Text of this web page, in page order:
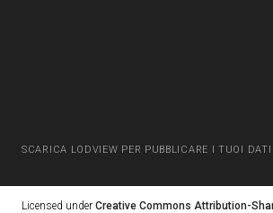
SCARICA LODVIEW PER PUBBLICARE I TUOI DATI
Licensed under Creative Commons Attribution-